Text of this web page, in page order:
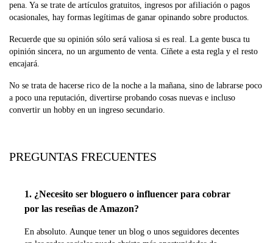
pena. Ya se trate de artículos gratuitos, ingresos por afiliación o pagos
ocasionales, hay formas legítimas de ganar opinando sobre productos.
Recuerde que su opinión sólo será valiosa si es real. La gente busca tu
opinión sincera, no un argumento de venta. Cíñete a esta regla y el resto
encajará.
No se trata de hacerse rico de la noche a la mañana, sino de labrarse poco
a poco una reputación, divertirse probando cosas nuevas e incluso
convertir un hobby en un ingreso secundario.
PREGUNTAS FRECUENTES
1. ¿Necesito ser bloguero o influencer para cobrar
por las reseñas de Amazon?
En absoluto. Aunque tener un blog o unos seguidores decentes